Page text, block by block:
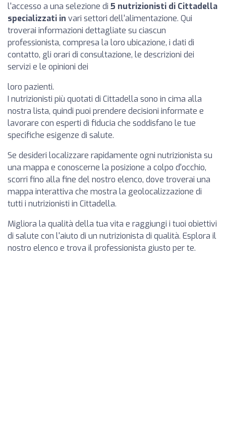
l'accesso a una selezione di 5 nutrizionisti di Cittadella
specializzati in vari settori dell'alimentazione. Qui
troverai informazioni dettagliate su ciascun
professionista, compresa la loro ubicazione, i dati di
contatto, gli orari di consultazione, le descrizioni dei
servizi e le opinioni dei
loro pazienti.
I nutrizionisti più quotati di Cittadella sono in cima alla
nostra lista, quindi puoi prendere decisioni informate e
lavorare con esperti di fiducia che soddisfano le tue
specifiche esigenze di salute.
Se desideri localizzare rapidamente ogni nutrizionista su
una mappa e conoscerne la posizione a colpo d'occhio,
scorri fino alla fine del nostro elenco, dove troverai una
mappa interattiva che mostra la geolocalizzazione di
tutti i nutrizionisti in Cittadella.
Migliora la qualità della tua vita e raggiungi i tuoi obiettivi
di salute con l'aiuto di un nutrizionista di qualità. Esplora il
nostro elenco e trova il professionista giusto per te.